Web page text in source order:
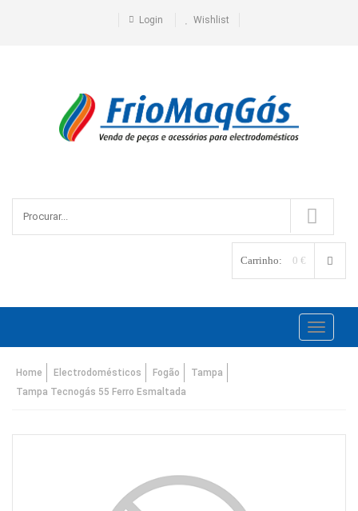
Login Wishlist
Carrinho: 0 €
Toggle
Home Electrodomésticos Fogão
Tampa
Tampa Tecnogás 55 Ferro Esmaltada